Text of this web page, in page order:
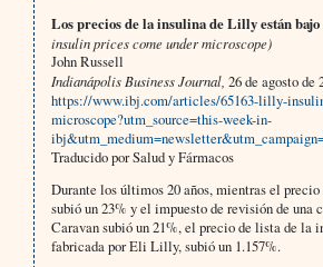
Los precios de la insulina de Lilly están
insulin prices come under microscope)
John Russell
Indianápolis Business Journal, 26 de agosto de
https://www.ibj.com/articles/65163-lilly-
microscope?utm_source=this-week-in-
Traducido por Salud y Fármacos
Durante los últimos 20 años, mientras el precio
subió un 23% y el impuesto de revisión de una
Caravan subió un 21%, el precio de lista de la
fabricada por Eli Lilly, subió un 1.157%.